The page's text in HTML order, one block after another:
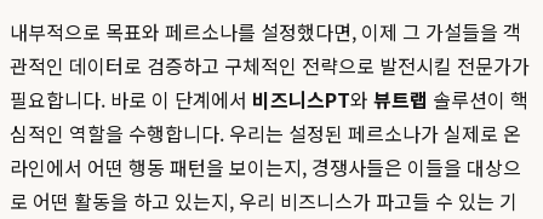
내부적으로 목표와 페르소나를 설정했다면, 이제 그 가설들을 객
관적인 데이터로 검증하고 구체적인 전략으로 발전시킬 전문가가
필요합니다. 바로 이 단계에서 비즈니스PT와 뷰트랩 솔루션이 핵
심적인 역할을 수행합니다. 우리는 설정된 페르소나가 실제로 온
라인에서 어떤 행동 패턴을 보이는지, 경쟁사들은 이들을 대상으
로 어떤 활동을 하고 있는지, 우리 비즈니스가 파고들 수 있는 기